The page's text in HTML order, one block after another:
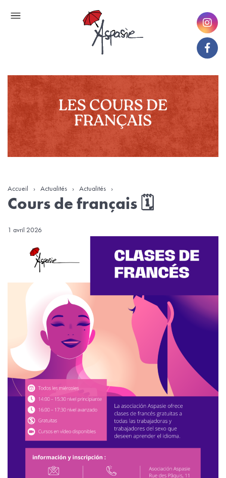
Accueil › Actualités › Actualités ›
Cours de français 🗓
1 avril 2026